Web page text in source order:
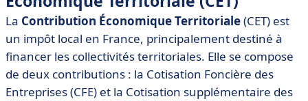
Territoriale (CET)
• Historique et contexte de la CET
• Les composantes de la CET
• Calcul de la Contribution Économique Territoriale
• Exemptions et réductions possibles
La Contribution Économique Territoriale(CET) est
un impôt local en France, principalement destiné à
financer les collectivités territoriales. Elle se compose
de deux contributions : la Cotisation Foncière des
Entreprises (CFE) et la Cotisation supplémentaire des